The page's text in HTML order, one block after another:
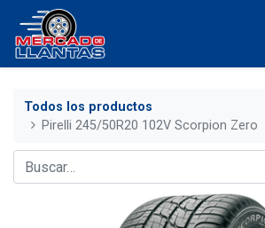
Todos los productos
Pirelli 245/50R20 102V Scorpion Zero